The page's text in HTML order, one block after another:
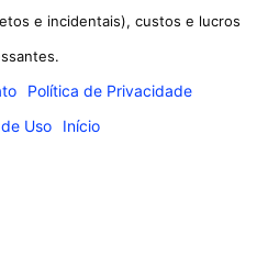
e incidentais), custos e lucros
Política de Privacidade
Uso
Início